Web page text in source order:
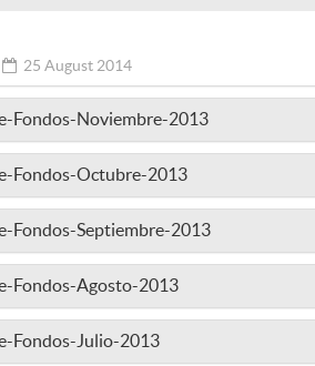
25 August 2014
Fondos-Noviembre-2013
Fondos-Octubre-2013
Fondos-Septiembre-2013
Fondos-Agosto-2013
Fondos-Julio-2013